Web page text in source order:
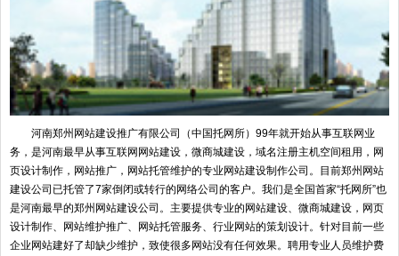
河南郑州网站建设推广有限公司（中国托网所）99年就开始从事互联网业
务，是河南最早从事互联网网站建设，微商城建设，域名注册主机空间租用，网
页设计制作，网站推广，网站托管维护的专业网站建设制作公司。目前郑州网站
建设公司已托管了7家倒闭或转行的网络公司的客户。我们是全国首家“托网所”也
是河南最早的郑州网站建设公司。主要提供专业的网站建设、微商城建设，网页
设计制作、网站维护推广、网站托管服务、行业网站的策划设计。针对目前一些
企业网站建好了却缺少维护，致使很多网站没有任何效果。聘用专业人员维护费